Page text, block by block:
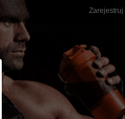
Zarejestruj